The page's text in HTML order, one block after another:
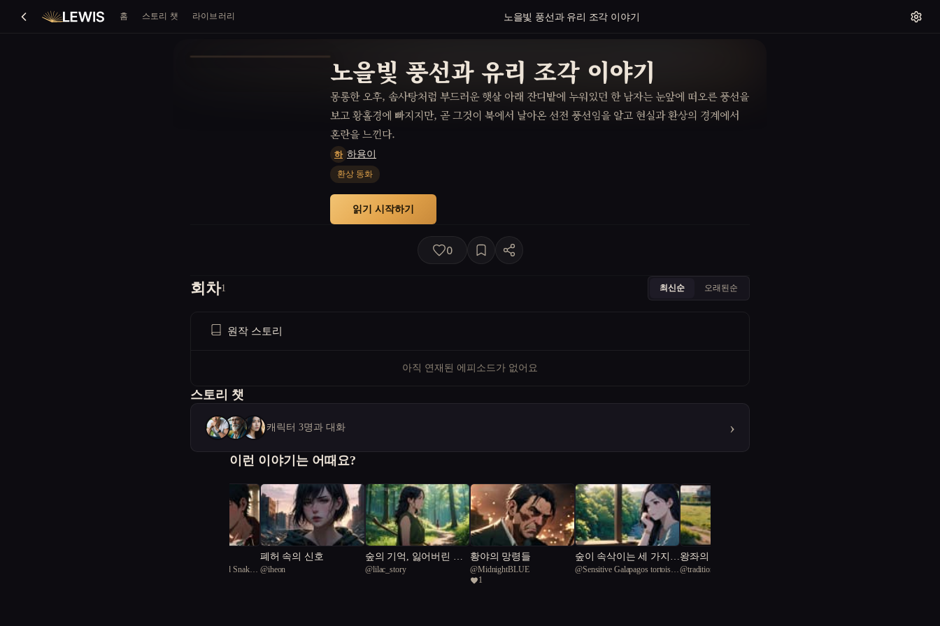
홈 스토리 챗 라이브러리 노을빛 풍선과 유리 조각 이야기
노을빛 풍선과 유리 조각 이야기
몽롱한 오후, 솜사탕처럼 부드러운 햇살 아래 잔디밭에 누워있던 한 남자는 눈앞에 떠오른 풍선을
보고 황홀경에 빠지지만, 곧 그것이 북에서 날아온 선전 풍선임을 알고 현실과 환상의 경계에서
혼란을 느낀다.
하 하용이
환상 동화
읽기 시작하기
0
회차1 최신순 오래된순
원작 스토리
아직 연재된 에피소드가 없어요
스토리 챗
캐릭터 3명과 대화 ›
이런 이야기는 어때요?
elegant Hammerhead Snake
폐허 속의 신호
@iheon
숲의 기억, 잃어버린 희
생
@lilac_story
황야의 망령들
@MidnightBLUE
1
숲이 속삭이는 세 가지
길
@Sensitive Galapagos tortoise
왕좌의 그림자
@traditional Longcodectes 22